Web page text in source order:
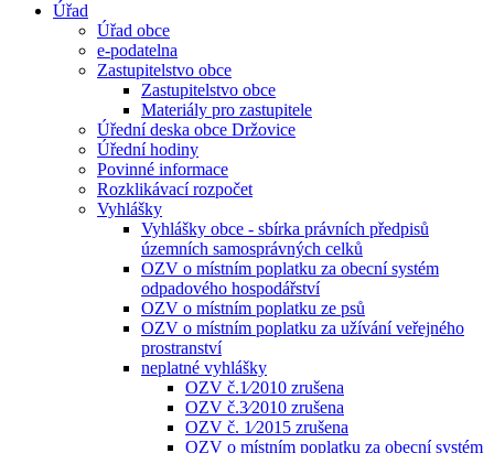
Úřad
Úřad obce
e-podatelna
Zastupitelstvo obce
Zastupitelstvo obce
Materiály pro zastupitele
Úřední deska obce Držovice
Úřední hodiny
Povinné informace
Rozklikávací rozpočet
Vyhlášky
Vyhlášky obce - sbírka právních předpisů
územních samosprávných celků
OZV o místním poplatku za obecní systém
odpadového hospodářství
OZV o místním poplatku ze psů
OZV o místním poplatku za užívání veřejného
prostranství
neplatné vyhlášky
OZV č.1⁄2010 zrušena
OZV č.3⁄2010 zrušena
OZV č. 1⁄2015 zrušena
OZV o místním poplatku za obecní systém